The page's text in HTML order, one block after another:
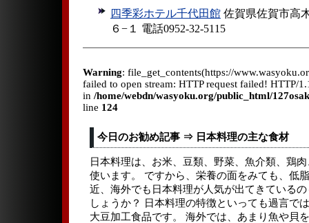
四季彩ホテル千代田館 佐賀県佐賀市高
６−１ 電話0952-32-5115
Warning: file_get_contents(https://
failed to open stream: HTTP request failed! HTTP/
in /home/webdn/wasyoku.org/public_html/
line 124
今日のお勧め記事 ⇒ 日本料理の主な食材
日本料理は、お米、豆類、野菜、魚介類、鶏
使います。 ですから、栄養の面をみても、低
近、海外でも日本料理が人気が出てきている
しょうか？ 日本料理の特徴といっても過言で
大豆加工食品です。 海外では、あまり魚や貝